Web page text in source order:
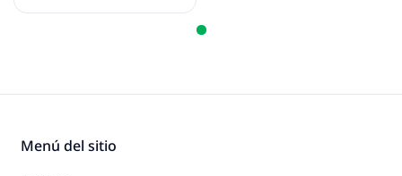
Menú del sitio